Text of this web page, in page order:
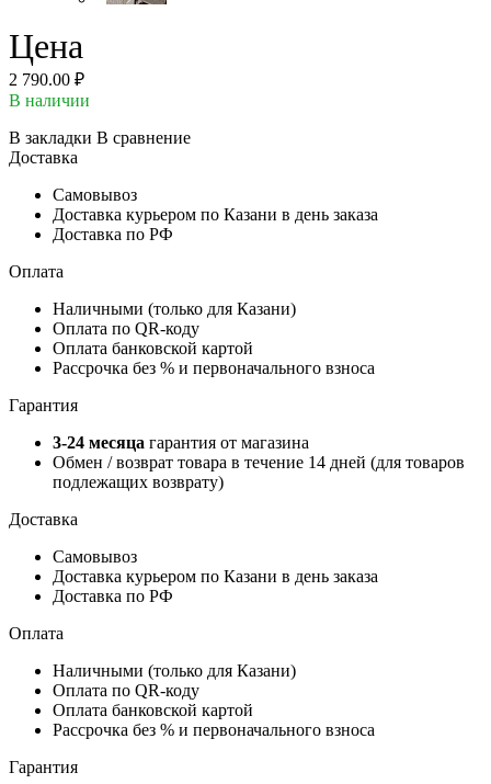
Цена
2 790.00 ₽
В наличии
В закладки В сравнение
Доставка
Самовывоз
Доставка курьером по Казани в день заказа
Доставка по РФ
Оплата
Наличными (только для Казани)
Оплата по QR-коду
Оплата банковской картой
Рассрочка без % и первоначального взноса
Гарантия
3-24 месяца гарантия от магазина
Обмен / возврат товара в течение 14 дней (для товаров
подлежащих возврату)
Доставка
Самовывоз
Доставка курьером по Казани в день заказа
Доставка по РФ
Оплата
Наличными (только для Казани)
Оплата по QR-коду
Оплата банковской картой
Рассрочка без % и первоначального взноса
Гарантия